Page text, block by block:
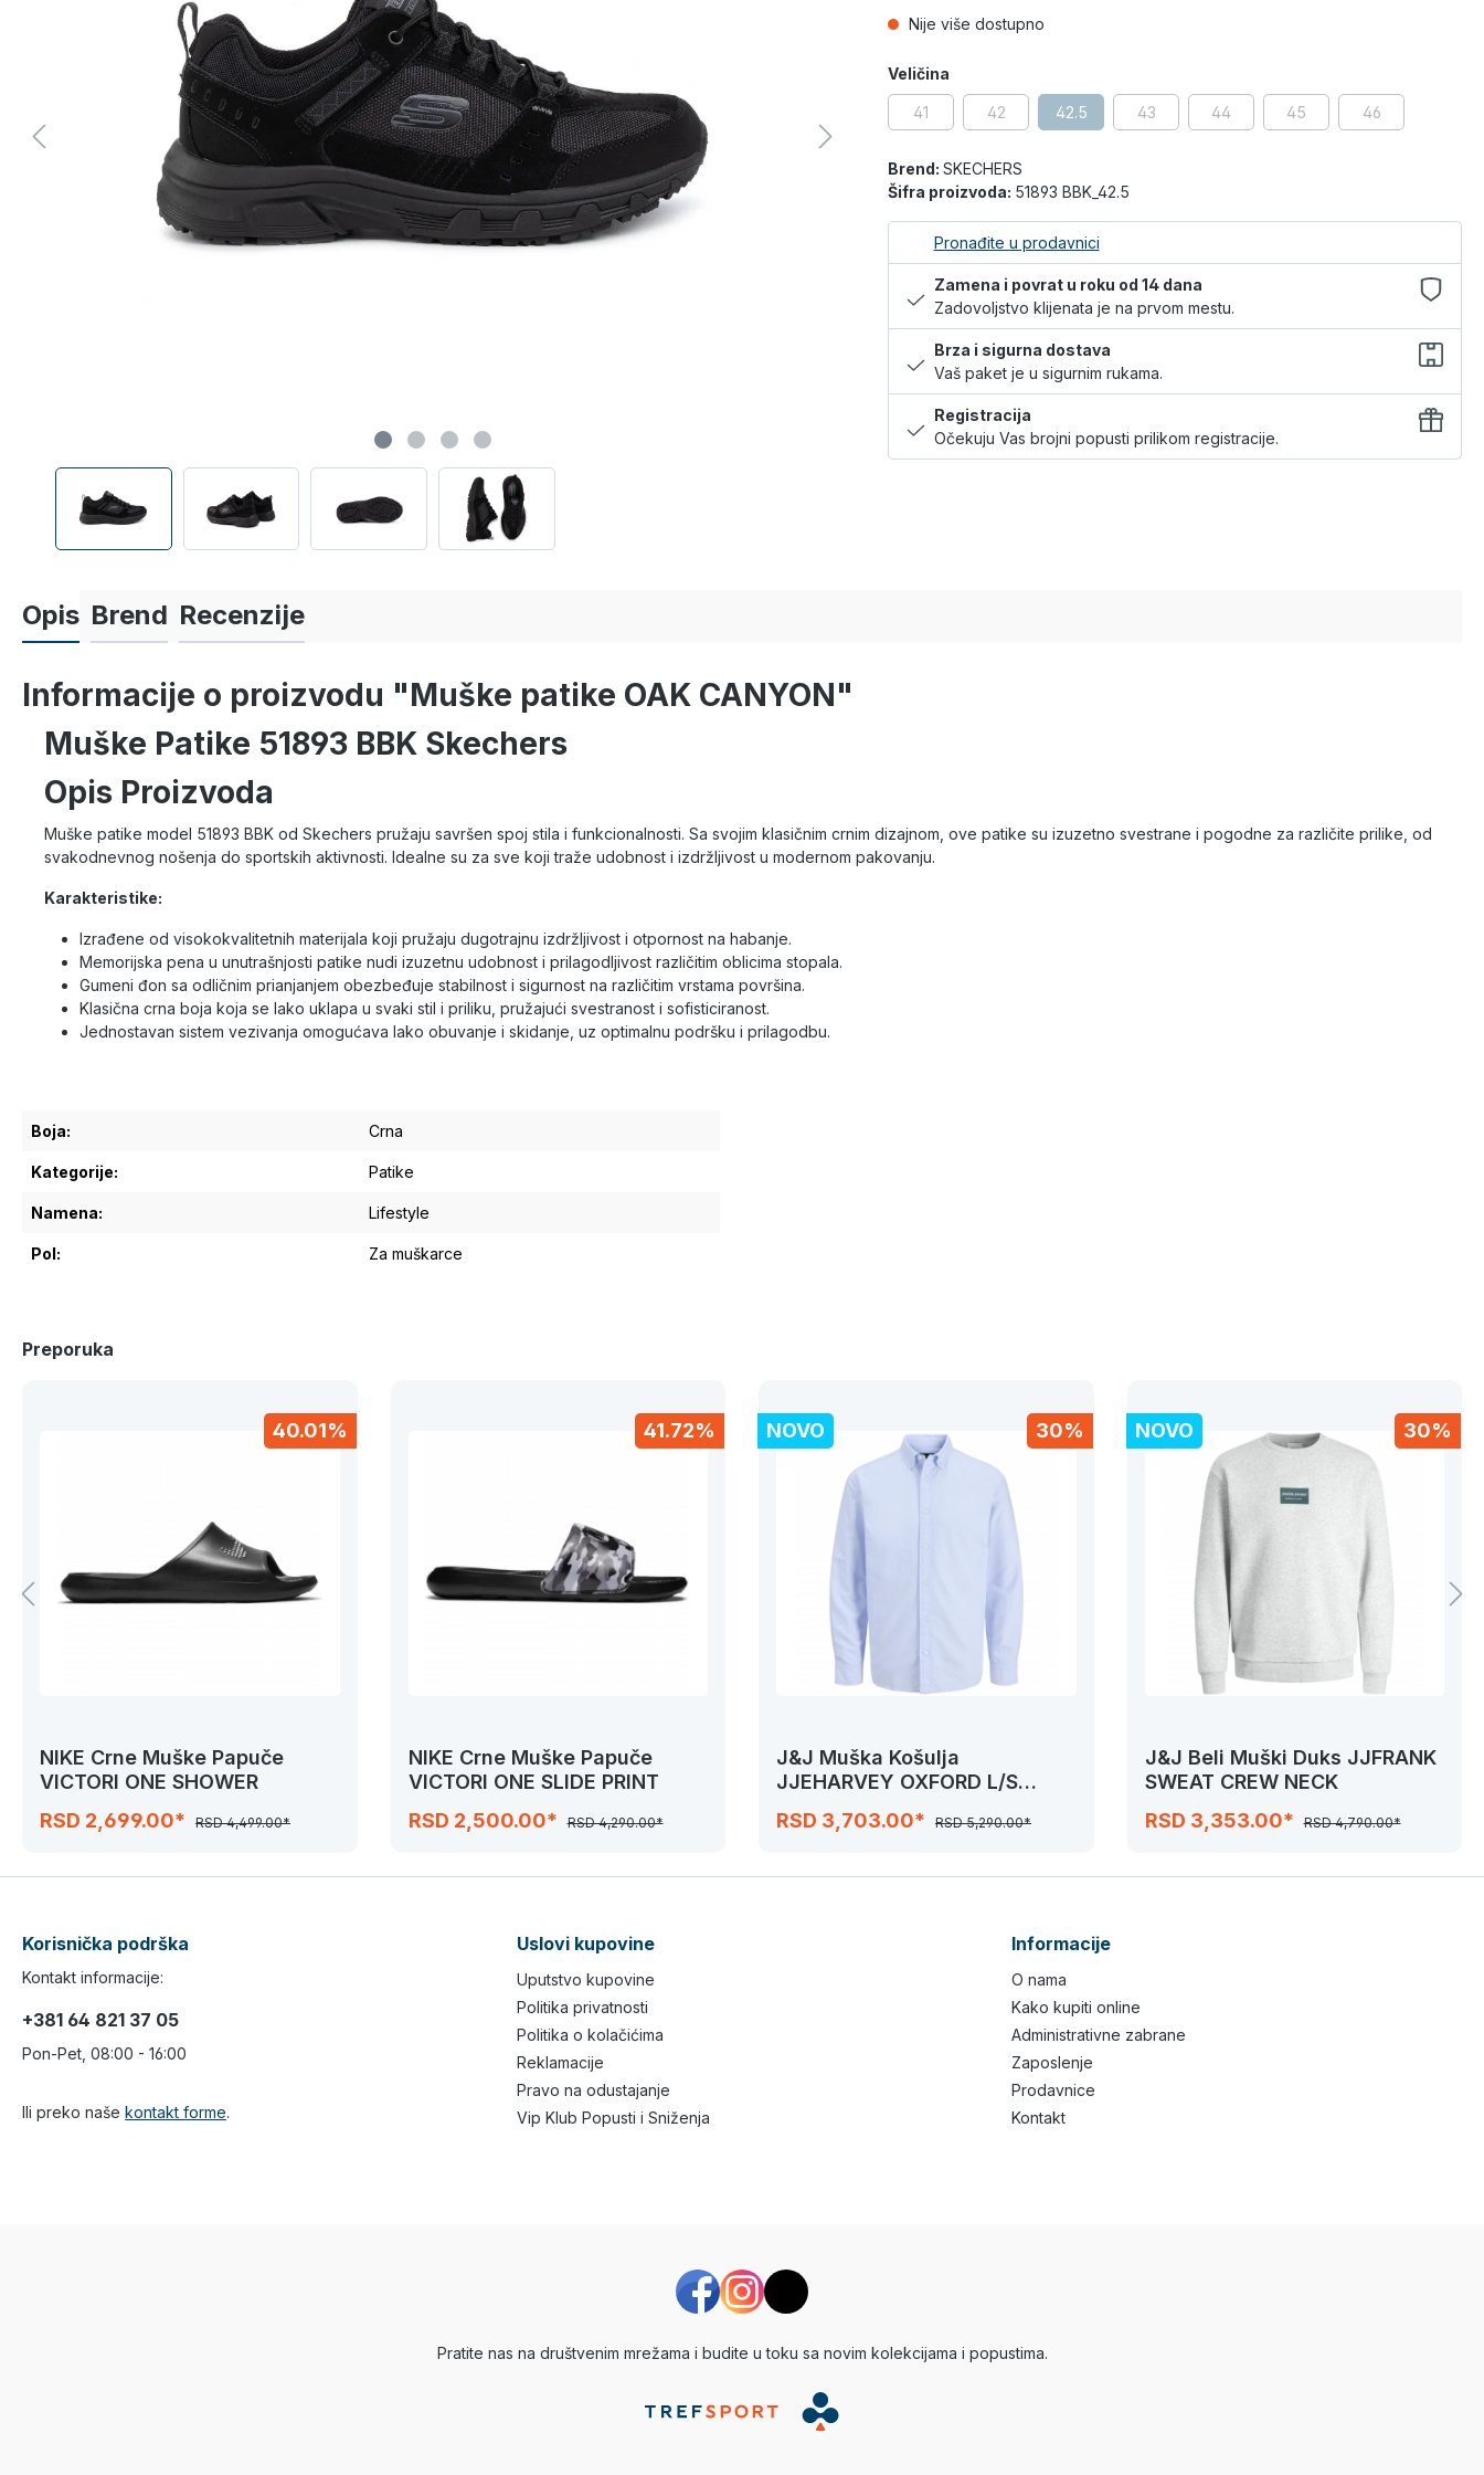
Nije više dostupno
Veličina
41 42 42.5 43 44 45 46
Brend: SKECHERS
Šifra proizvoda: 51893 BBK_42.5
Pronađite u prodavnici
Zamena i povrat u roku od 14 dana
Zadovoljstvo klijenata je na prvom mestu.
Brza i sigurna dostava
Vaš paket je u sigurnim rukama.
Registracija
Očekuju Vas brojni popusti prilikom registracije.
Opis Brend Recenzije
Informacije o proizvodu "Muške patike OAK CANYON"
Muške Patike 51893 BBK Skechers
Opis Proizvoda
Muške patike model 51893 BBK od Skechers pružaju savršen spoj stila i funkcionalnosti. Sa svojim klasičnim crnim dizajnom, ove patike su izuzetno svestrane i pogodne za različite prilike, od
svakodnevnog nošenja do sportskih aktivnosti. Idealne su za sve koji traže udobnost i izdržljivost u modernom pakovanju.
Karakteristike:
Izrađene od visokokvalitetnih materijala koji pružaju dugotrajnu izdržljivost i otpornost na habanje.
Memorijska pena u unutrašnjosti patike nudi izuzetnu udobnost i prilagodljivost različitim oblicima stopala.
Gumeni đon sa odličnim prianjanjem obezbeđuje stabilnost i sigurnost na različitim vrstama površina.
Klasična crna boja koja se lako uklapa u svaki stil i priliku, pružajući svestranost i sofisticiranost.
Jednostavan sistem vezivanja omogućava lako obuvanje i skidanje, uz optimalnu podršku i prilagodbu.
Boja: Crna
Kategorije: Patike
Namena: Lifestyle
Pol: Za muškarce
Preporuka
40.01%
NIKE Crne Muške Papuče
VICTORI ONE SHOWER
RSD 2,699.00*
RSD 4,499.00*
41.72%
NIKE Crne Muške Papuče
VICTORI ONE SLIDE PRINT
RSD 2,500.00*
RSD 4,290.00*
30%
NOVO
J&J Muška Košulja
JJEHARVEY OXFORD L/S
RSD 3,703.00* RSD 5,290.00*
30%
NOVO
J&J Beli Muški Duks JJFRANK
SWEAT CREW NECK
RSD 3,353.00*
RSD 4,790.00*
Korisnička podrška
Kontakt informacije:
+381 64 821 37 05
Pon-Pet, 08:00 - 16:00
Ili preko naše kontakt forme.
Uslovi kupovine
Uputstvo kupovine
Politika privatnosti
Politika o kolačićima
Reklamacije
Pravo na odustajanje
Vip Klub Popusti i Sniženja
Informacije
O nama
Kako kupiti online
Administrativne zabrane
Zaposlenje
Prodavnice
Kontakt
Pratite nas na društvenim mrežama i budite u toku sa novim kolekcijama i popustima.